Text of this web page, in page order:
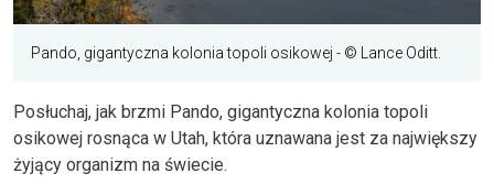
Pando, gigantyczna kolonia topoli osikowej - © Lance Oditt.
Posłuchaj, jak brzmi Pando, gigantyczna kolonia topoli
osikowej rosnąca w Utah, która uznawana jest za największy
żyjący organizm na świecie.